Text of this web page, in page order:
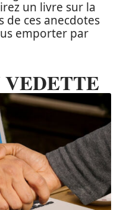
un livre sur la
de ces anecdotes
emporter par